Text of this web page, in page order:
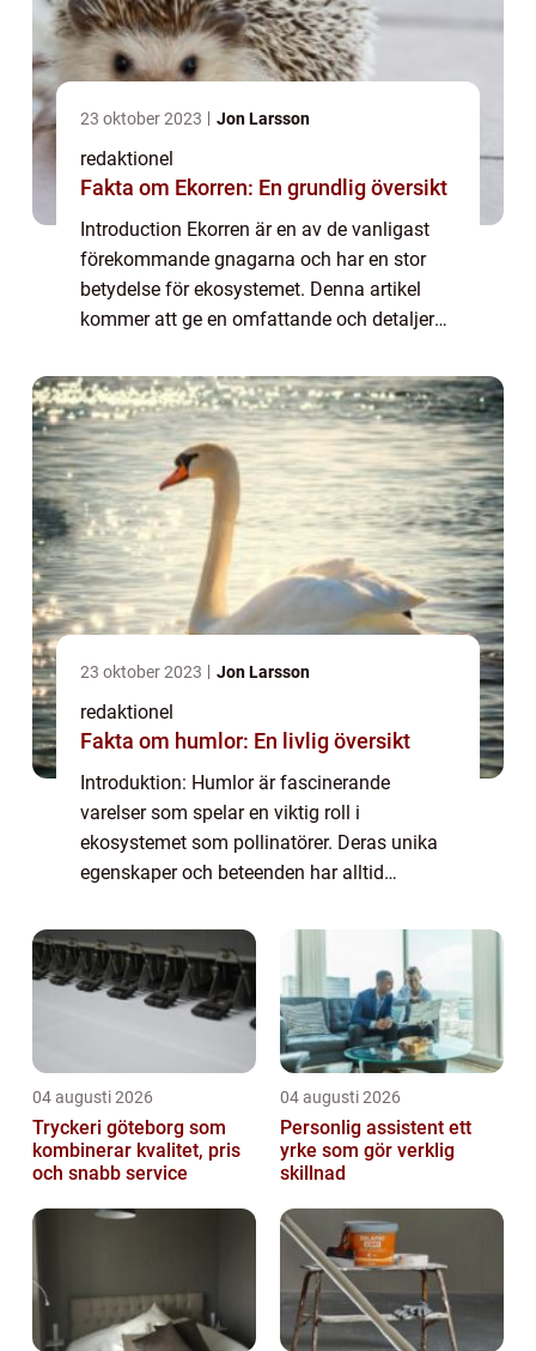
23 oktober 2023 Jon Larsson
redaktionel
Fakta om Ekorren: En grundlig översikt
Introduction Ekorren är en av de vanligast
förekommande gnagarna och har en stor
betydelse för ekosystemet. Denna artikel
kommer att ge en omfattande och detaljerad
att utforska olika typer av ekorrar, deras ...
23 oktober 2023 Jon Larsson
redaktionel
Fakta om humlor: En livlig översikt
Introduktion: Humlor är fascinerande
varelser som spelar en viktig roll i
ekosystemet som pollinatörer. Deras unika
egenskaper och beteenden har alltid
kommer vi att ge en djupgående och
högkvalitativ översikt öv...
04 augusti 2026
Tryckeri göteborg som
kombinerar kvalitet, pris
och snabb service
04 augusti 2026
Personlig assistent ett
yrke som gör verklig
skillnad